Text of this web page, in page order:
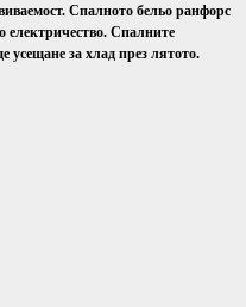
Спалното бельо ранфорс
Спалните
усещане за хлад през лятото.